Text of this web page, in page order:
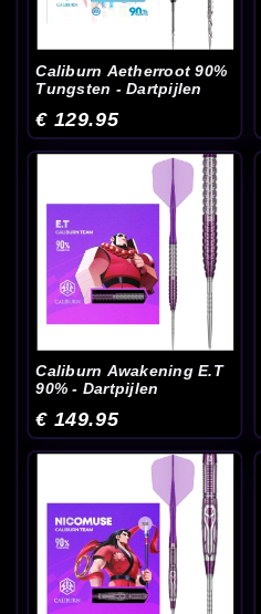
Caliburn Aetherroot 90%
Tungsten - Dartpijlen
€ 129.95
Caliburn Awakening E.T
90% - Dartpijlen
€ 149.95